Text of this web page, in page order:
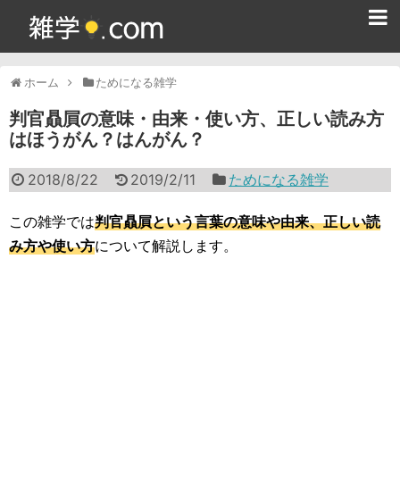
ホーム ためになる雑学
判官贔屓の意味・由来・使い方、正しい読み方
はほうがん？はんがん？
2018/8/22 2019/2/11 ためになる雑学
この雑学では判官贔屓という言葉の意味や由来、正しい読
み方や使い方について解説します。
365日雑学カレンダー
面白い雑学
ためになる雑学
スポーツ雑学